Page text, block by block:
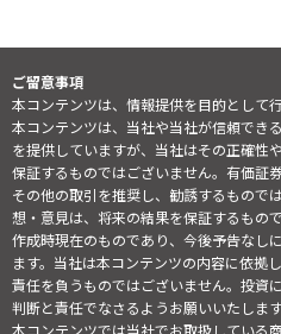
ご留意事項
本コンテンツは、情報提供を目的として行
本コンテンツは、当社や当社が信頼でき
を提供していますが、当社はその正確性
保証するものではございません。有価証
その他の取引を推奨し、勧誘するもので
想・意見は、将来の結果を保証するもの
作成時現在のものであり、今後予告なし
ます。当社は本コンテンツの内容に依拠
責任を負うものではございません。投資
判断と責任でなさるようお願いいたします